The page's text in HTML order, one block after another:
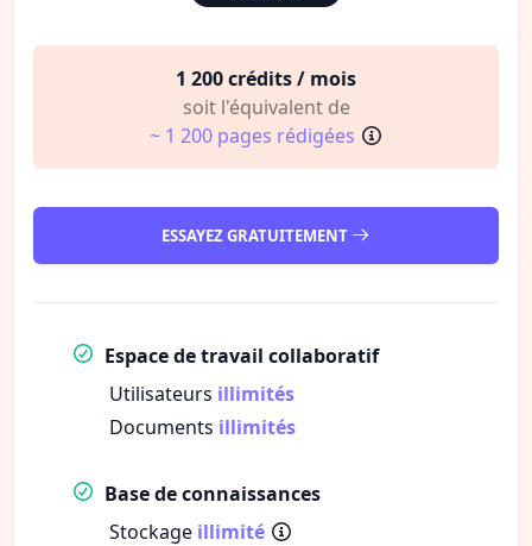
1 200 crédits / mois
soit l'équivalent de
~ 1 200 pages rédigées
ESSAYEZ GRATUITEMENT
Espace de travail collaboratif
Utilisateurs illimités
Documents illimités
Base de connaissances
Stockage illimité